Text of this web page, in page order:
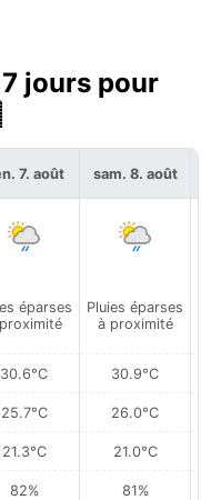
jours pour
7. août
éparses
30.6°C
25.7°C
21.3°C
82%
sam. 8. août
Pluies éparses
à proximité
30.9°C
26.0°C
21.0°C
81%